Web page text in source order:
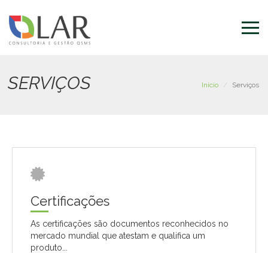
para
conteúdo
SERVIÇOS Início Serviços
Certificações
As certificações são documentos reconhecidos no
mercado mundial que atestam e qualifica um
produto...